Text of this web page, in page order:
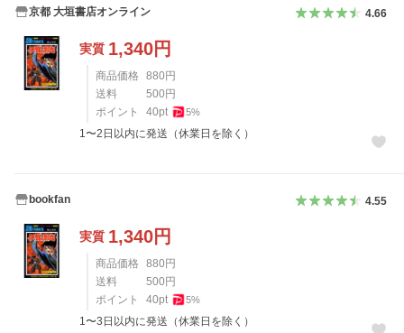
京都 大垣書店オンライン 4.66
実質 1,340円
商品価格 880円
送料
500円
ポイント
40pt 5%
1〜2日以内に発送（休業日を除く）
bookfan 4.55
実質 1,340円
商品価格 880円
送料
500円
ポイント
40pt 5%
1〜3日以内に発送（休業日を除く）